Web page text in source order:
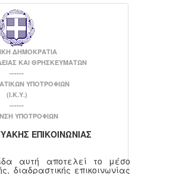
ΔΗΜΟΚΡΑΤΙΑ
ΚΑΙ ΘΡΗΣΚΕΥΜΑΤΩΝ
------
ΥΠΟΤΡΟΦΙΩΝ
(Ι.Κ.Υ.)
------
ΥΠΟΤΡΟΦΙΩΝ
ΕΠΙΚΟΙΝΩΝΙΑΣ
αυτή αποτελεί το μέσο
διαδραστικής επικοινωνίας